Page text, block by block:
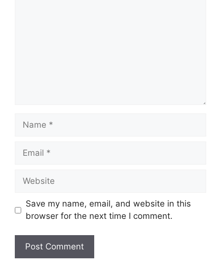
Name
Email
Website
Save my name, email, and website in this
browser for the next time I comment.